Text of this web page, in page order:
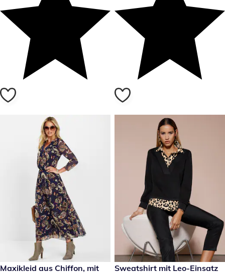
59,99 €
Maxikleid aus Chiffon, mit
59,99 €
Sweatshirt mit Leo-Einsatz